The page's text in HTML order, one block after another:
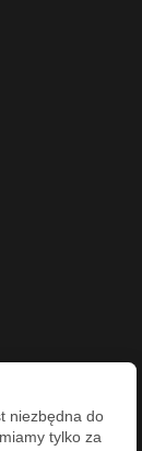
niezbędna do
tylko za